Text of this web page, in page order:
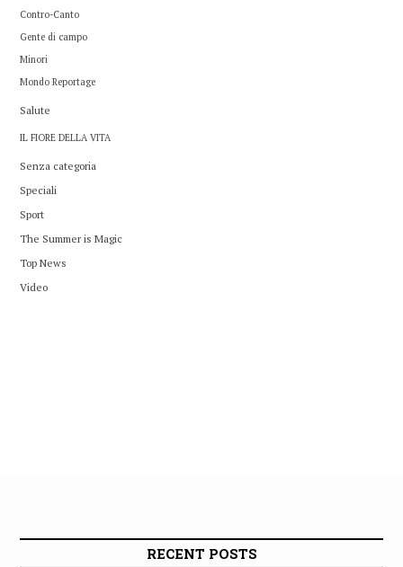
Contro-Canto
Gente di campo
Minori
Mondo Reportage
Salute
IL FIORE DELLA VITA
Senza categoria
Speciali
Sport
The Summer is Magic
Top News
Video
RECENT POSTS